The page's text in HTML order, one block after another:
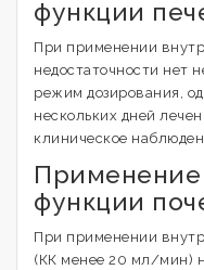
функции
При применении
недостаточности нет
режим дозирования,
нескольких дней
клиническое
функции
При применении
(КК менее 20 мл/мин)